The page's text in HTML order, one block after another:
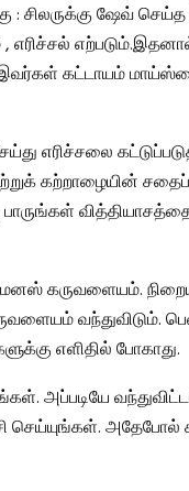
ஷேவ் செய்த
கட்டாயம்
எரிச்சலை
கற்றாழையின் சதைப்
கருவளையம். நிறைய
வந்துவிடும்.
எளிதில் போகாது.
அப்படியே
செய்யுங்கள்.